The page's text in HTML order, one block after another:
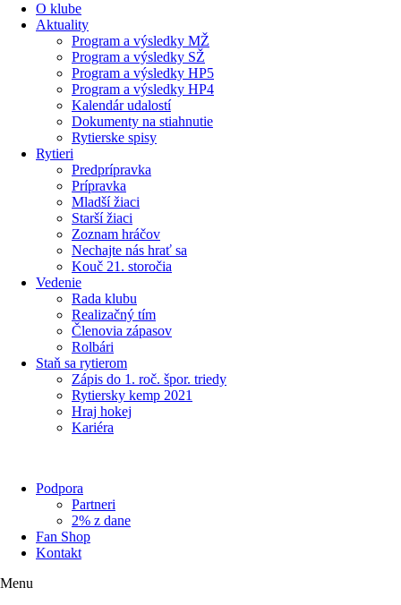
O klube
Aktuality
Program a výsledky MŽ
Program a výsledky SŽ
Program a výsledky HP5
Program a výsledky HP4
Kalendár udalostí
Dokumenty na stiahnutie
Rytierske spisy
Rytieri
Predprípravka
Prípravka
Mladší žiaci
Starší žiaci
Zoznam hráčov
Nechajte nás hrať sa
Kouč 21. storočia
Vedenie
Rada klubu
Realizačný tím
Členovia zápasov
Rolbári
Staň sa rytierom
Zápis do 1. roč. špor. triedy
Rytiersky kemp 2021
Hraj hokej
Kariéra
Podpora
Partneri
2% z dane
Fan Shop
Kontakt
Menu